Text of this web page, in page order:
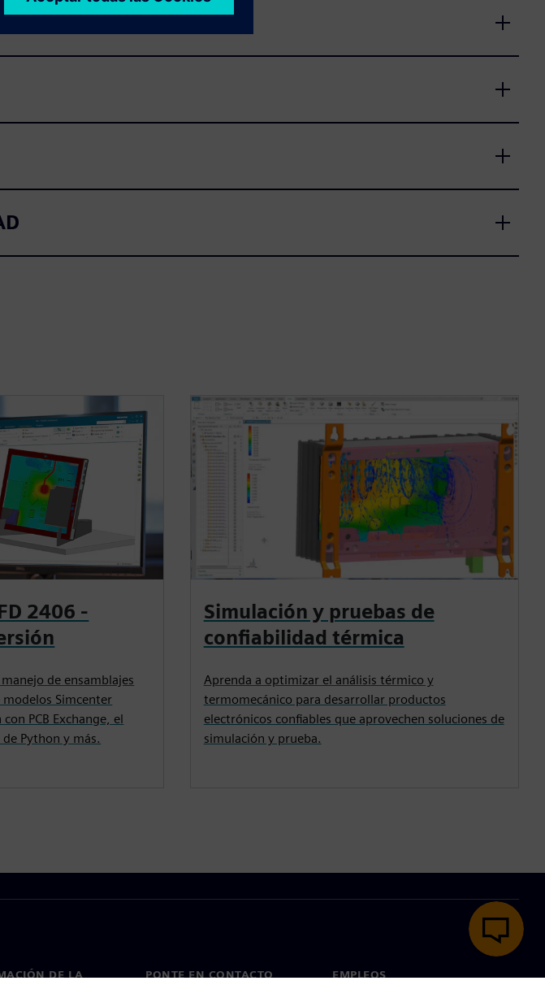
2406 -
de ensamblajes
Simcenter
PCB Exchange, el
Python y más.
Simulación y pruebas de
confiabilidad térmica
Aprenda a optimizar el análisis térmico y
termomecánico para desarrollar productos
electrónicos confiables que aprovechen soluciones de
simulación y prueba.
DE LA
PONTE EN CONTACTO EMPLEOS